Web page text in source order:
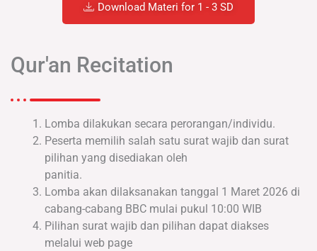
Download Materi for 1 - 3 SD
Qur'an Recitation
Lomba dilakukan secara perorangan/individu.
Peserta memilih salah satu surat wajib dan surat
pilihan yang disediakan oleh
panitia.
Lomba akan dilaksanakan tanggal 1 Maret 2026 di
cabang-cabang BBC mulai pukul 10:00 WIB
Pilihan surat wajib dan pilihan dapat diakses
melalui web page